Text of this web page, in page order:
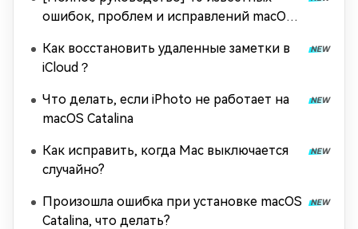
ошибок, проблем и исправлений macOS
Как восстановить удаленные заметки в
iCloud？
Что делать, если iPhoto не работает на
macOS Catalina
Как исправить, когда Mac выключается
случайно?
Произошла ошибка при установке macOS
Catalina, что делать?